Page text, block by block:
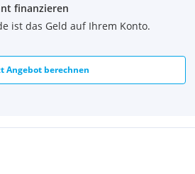
finanzieren
ist das Geld auf Ihrem Konto.
Angebot berechnen